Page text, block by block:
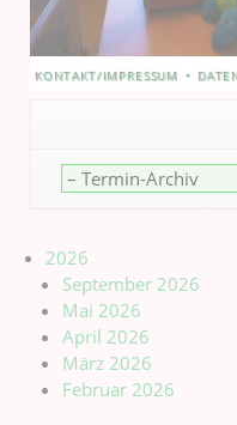
NAVIGATION
KONTAKT/IMPRESSUM
Navigation
2026
September 2026
Mai 2026
April 2026
März 2026
Februar 2026